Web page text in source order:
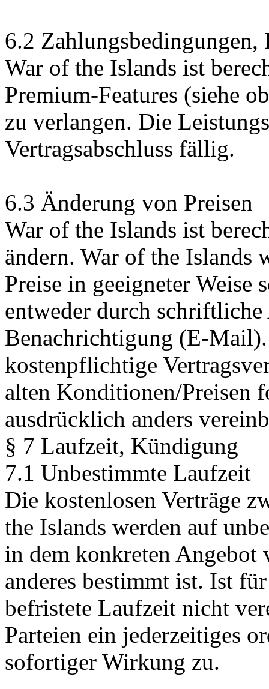
6.2
War of the Islands ist
Premium-Features (siehe
zu verlangen. Die
Vertragsabschluss fällig.
6.3 Änderung von Preisen
War of the Islands ist
ändern. War of the Islands
Preise in geeigneter
entweder durch
Benachrichtigung (E-Mail).
kostenpflichtige
alten Konditionen/Preisen
ausdrücklich anders
§ 7 Laufzeit, Kündigung
7.1 Unbestimmte Laufzeit
Die kostenlosen Verträge
the Islands werden auf
in dem konkreten Angebot
anderes bestimmt ist. Ist
befristete Laufzeit nicht
Parteien ein jederzeitiges
sofortiger Wirkung zu.